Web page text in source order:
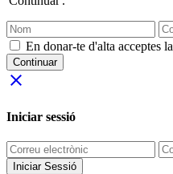
En donar-te d'alta acceptes la
Continuar
close
Iniciar sessió
Iniciar Sessió